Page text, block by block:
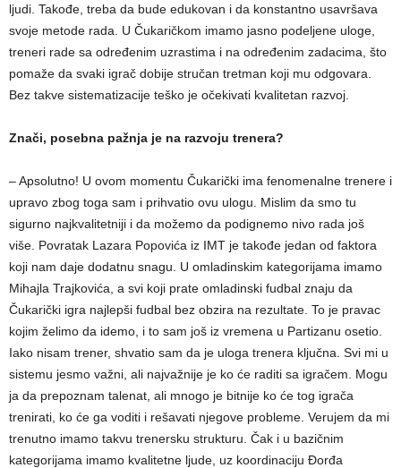
ljudi. Takođe, treba da bude edukovan i da konstantno usavršava
svoje metode rada. U Čukaričkom imamo jasno podeljene uloge,
treneri rade sa određenim uzrastima i na određenim zadacima, što
pomaže da svaki igrač dobije stručan tretman koji mu odgovara.
Bez takve sistematizacije teško je očekivati kvalitetan razvoj.
Znači, posebna pažnja je na razvoju trenera?
– Apsolutno! U ovom momentu Čukarički ima fenomenalne trenere i
upravo zbog toga sam i prihvatio ovu ulogu. Mislim da smo tu
sigurno najkvalitetniji i da možemo da podignemo nivo rada još
više. Povratak Lazara Popovića iz IMT je takođe jedan od faktora
koji nam daje dodatnu snagu. U omladinskim kategorijama imamo
Mihajla Trajkovića, a svi koji prate omladinski fudbal znaju da
Čukarički igra najlepši fudbal bez obzira na rezultate. To je pravac
kojim želimo da idemo, i to sam još iz vremena u Partizanu osetio.
Iako nisam trener, shvatio sam da je uloga trenera ključna. Svi mi u
sistemu jesmo važni, ali najvažnije je ko će raditi sa igračem. Mogu
ja da prepoznam talenat, ali mnogo je bitnije ko će tog igrača
trenirati, ko će ga voditi i rešavati njegove probleme. Verujem da mi
trenutno imamo takvu trenersku strukturu. Čak i u bazičnim
kategorijama imamo kvalitetne ljude, uz koordinaciju Đorđa